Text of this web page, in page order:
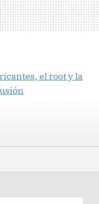
el root y la